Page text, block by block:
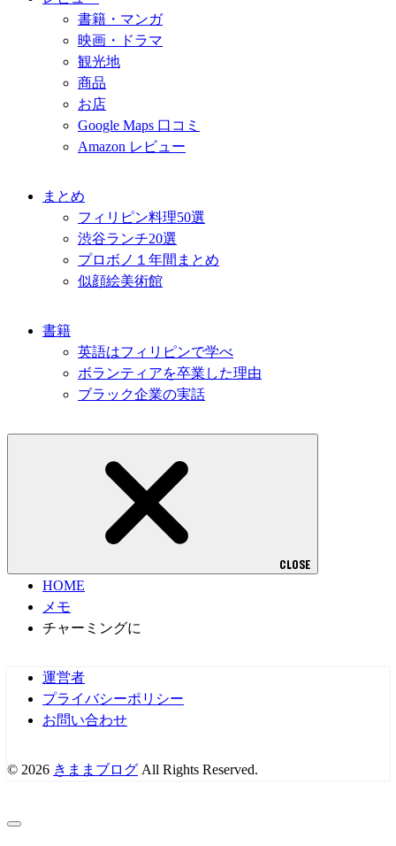
書籍・マンガ
映画・ドラマ
観光地
商品
お店
Google Maps 口コミ
Amazon レビュー
まとめ
フィリピン料理50選
渋谷ランチ20選
プロボノ１年間まとめ
似顔絵美術館
書籍
英語はフィリピンで学べ
ボランティアを卒業した理由
ブラック企業の実話
CLOSE
HOME
メモ
チャーミングに
運営者
プライバシーポリシー
お問い合わせ
© 2026 きままブログ All Rights Reserved.